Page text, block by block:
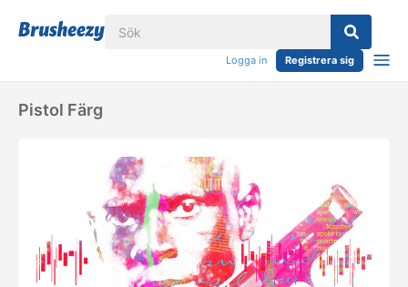
Logga in Registrera sig
Pistol Färg